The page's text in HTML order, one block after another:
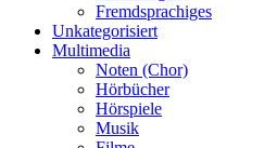
Fremdsprachiges
Unkategorisiert
Multimedia
Noten (Chor)
Hörbücher
Hörspiele
Musik